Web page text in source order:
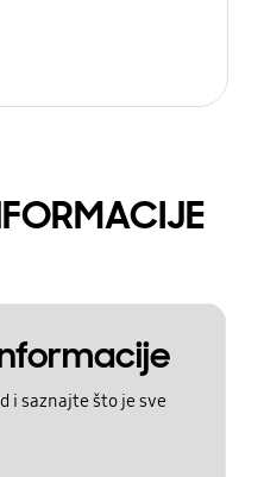
i saznajte što je sve